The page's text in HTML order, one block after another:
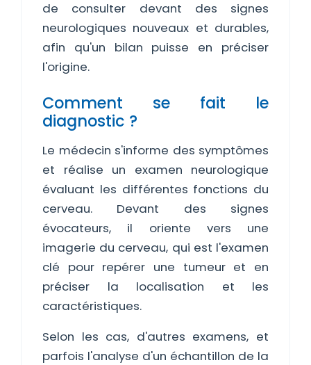
de consulter devant des signes
neurologiques nouveaux et durables,
afin qu'un bilan puisse en préciser
l'origine.
Comment se fait le
diagnostic ?
Le médecin s'informe des symptômes
et réalise un examen neurologique
évaluant les différentes fonctions du
cerveau. Devant des signes
évocateurs, il oriente vers une
imagerie du cerveau, qui est l'examen
clé pour repérer une tumeur et en
préciser la localisation et les
caractéristiques.
Selon les cas, d'autres examens, et
parfois l'analyse d'un échantillon de la